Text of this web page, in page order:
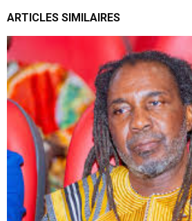
ARTICLES SIMILAIRES